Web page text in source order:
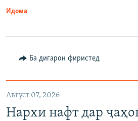
Идома
Ба дигарон фиристед
Август 07, 2026
Нархи нафт дар